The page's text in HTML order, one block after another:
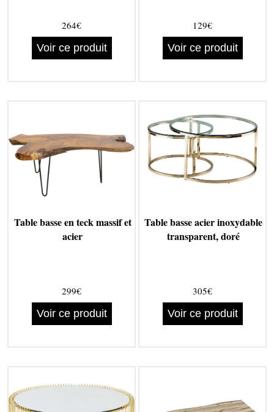
264€
Voir ce produit
129€
Voir ce produit
Table basse en teck massif et
acier
299€
Voir ce produit
Table basse acier inoxydable
transparent, doré
305€
Voir ce produit